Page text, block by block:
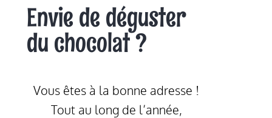
Envie de déguster
du chocolat ?
Vous êtes à la bonne adresse !
Tout au long de l’année,